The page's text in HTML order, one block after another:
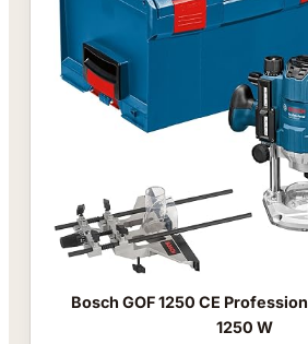
Bosch GOF 1250 CE
1250 W